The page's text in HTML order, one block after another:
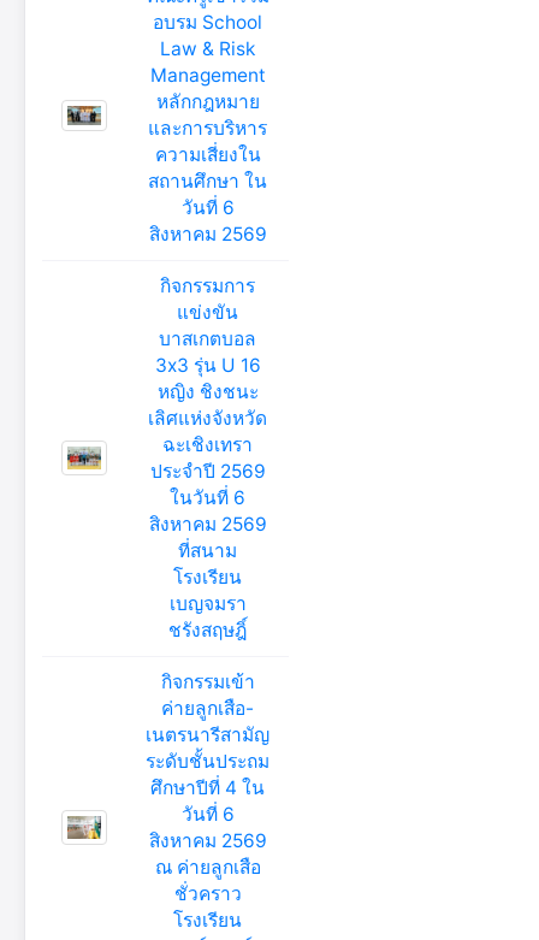
อบรม School
Law & Risk
Management
หลักกฎหมาย
และการบริหาร
ความเสี่ยงใน
สถานศึกษา ใน
วันที่ 6
สิงหาคม 2569
กิจกรรมการ
แข่งขัน
บาสเกตบอล
3x3 รุ่น U 16
หญิง ชิงชนะ
เลิศแห่งจังหวัด
ฉะเชิงเทรา
ประจำปี 2569
ในวันที่ 6
สิงหาคม 2569
ที่สนาม
โรงเรียน
เบญจมรา
ชรังสฤษฎิ์
กิจกรรมเข้า
ค่ายลูกเสือ-
เนตรนารีสามัญ
ระดับชั้นประถม
ศึกษาปีที่ 4 ใน
วันที่ 6
สิงหาคม 2569
ณ ค่ายลูกเสือ
ชั่วคราว
โรงเรียน